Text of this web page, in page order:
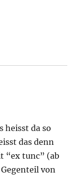
heisst da so
das denn
“ex tunc” (ab
von